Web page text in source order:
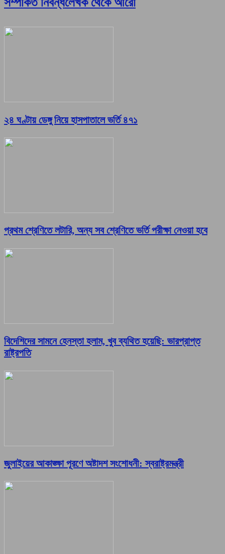
২৪ ঘণ্টায় ডেঙ্গু নিয়ে হাসপাতালে ভর্তি ৪৭১
প্রথম শ্রেণিতে লটারি, অন্য সব শ্রেণিতে ভর্তি পরীক্ষা নেওয়া হবে
বিদেশিদের সামনে হেনস্তা হলাম, খুব ব্যথিত হয়েছি: ভারপ্রাপ্ত
রাষ্ট্রপতি
জুলাইয়ের আকাঙ্ক্ষা পূরণে অষ্টাদশ সংশোধনী: স্বরাষ্ট্রমন্ত্রী